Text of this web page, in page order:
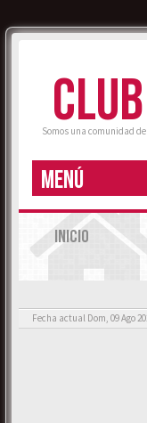
Somos una comunidad
MENÚ
INICIO
Fecha actual Dom, 09 Ago